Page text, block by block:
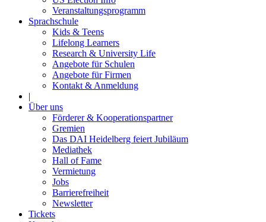
Veranstaltungsprogramm
Sprachschule
Kids & Teens
Lifelong Learners
Research & University Life
Angebote für Schulen
Angebote für Firmen
Kontakt & Anmeldung
|
Über uns
Förderer & Kooperationspartner
Gremien
Das DAI Heidelberg feiert Jubiläum
Mediathek
Hall of Fame
Vermietung
Jobs
Barrierefreiheit
Newsletter
Tickets